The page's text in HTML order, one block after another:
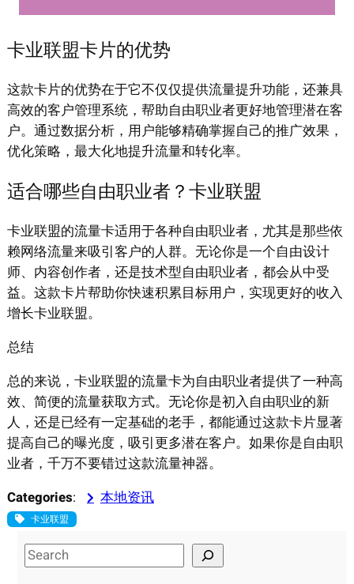
卡业联盟卡片的优势
这款卡片的优势在于它不仅仅提供流量提升功能，还兼具
高效的客户管理系统，帮助自由职业者更好地管理潜在客
户。通过数据分析，用户能够精确掌握自己的推广效果，
优化策略，最大化地提升流量和转化率。
适合哪些自由职业者？卡业联盟
卡业联盟的流量卡适用于各种自由职业者，尤其是那些依
赖网络流量来吸引客户的人群。无论你是一个自由设计
师、内容创作者，还是技术型自由职业者，都会从中受
益。这款卡片帮助你快速积累目标用户，实现更好的收入
增长卡业联盟。
总结
总的来说，卡业联盟的流量卡为自由职业者提供了一种高
效、简便的流量获取方式。无论你是初入自由职业的新
人，还是已经有一定基础的老手，都能通过这款卡片显著
提高自己的曝光度，吸引更多潜在客户。如果你是自由职
业者，千万不要错过这款流量神器。
Categories: 本地资讯
卡业联盟
S
e